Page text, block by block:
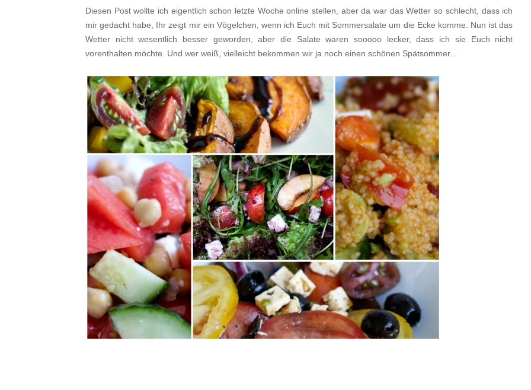
Diesen Post wollte ich eigentlich schon letzte Woche online stellen, aber da war das Wetter so schlecht, dass ich
mir gedacht habe, Ihr zeigt mir ein Vögelchen, wenn ich Euch mit Sommersalate um die Ecke komme. Nun ist das
Wetter nicht wesentlich besser geworden, aber die Salate waren sooooo lecker, dass ich sie Euch nicht
vorenthalten möchte. Und wer weiß, vielleicht bekommen wir ja noch einen schönen Spätsommer...